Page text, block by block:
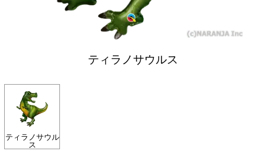
ティラノサウルス
ティラノサウル
ス